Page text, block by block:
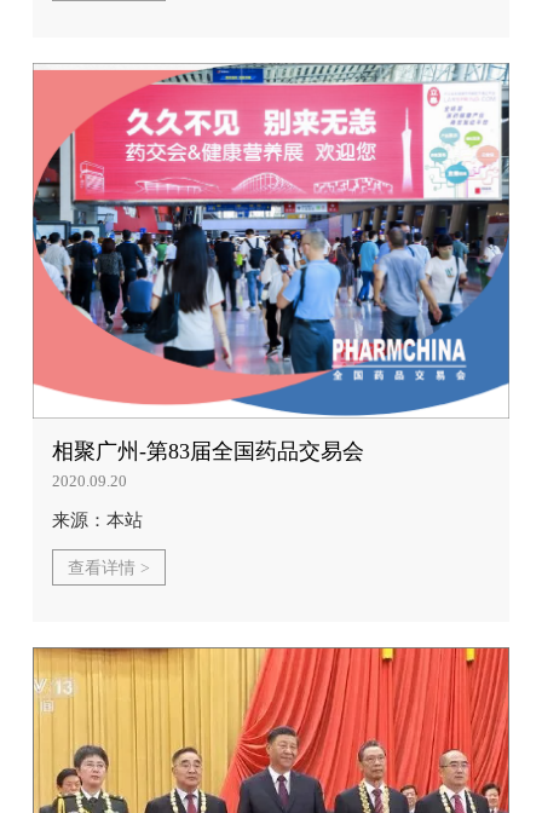
相聚广州-第83届全国药品交易会
2020.09.20
来源：本站
查看详情 >